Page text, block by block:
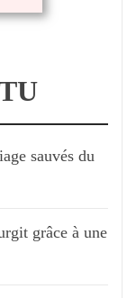
sauvés du
grâce à une